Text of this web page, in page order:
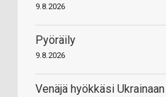
9.8.2026
Pyöräily
9.8.2026
Venäjä hyökkäsi